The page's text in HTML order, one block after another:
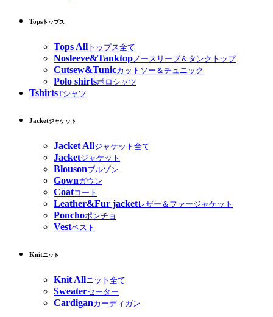
Tops トップス
Tops All トップス全て
Nosleeve&Tanktopノースリーブ＆タンクトップ
Cutsew&Tunicカットソー＆チュニック
Polo shirtsポロシャツ
TshirtsTシャツ
Jacketジャケット
Jacket Allジャケット全て
Jacketジャケット
Blousonブルゾン
Gownガウン
Coatコート
Leather&Fur jacketレザー＆ファージャケット
Ponchoポンチョ
Vestベスト
Knitニット
Knit Allニット全て
Sweaterセーター
Cardiganカーディガン